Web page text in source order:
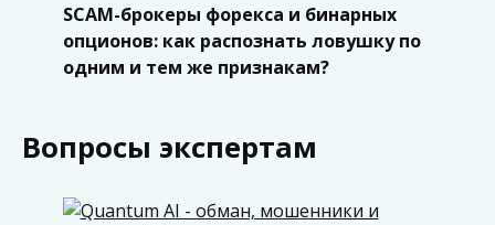
SCAM-брокеры форекса и бинарных
опционов: как распознать ловушку по
одним и тем же признакам?
Вопросы экспертам